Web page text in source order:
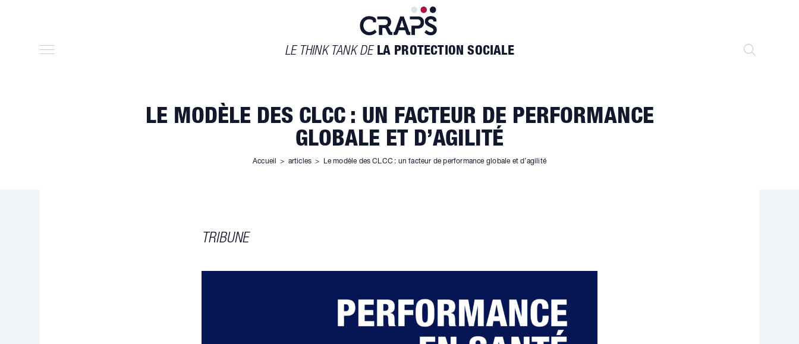
LE THINK TANK DELA PROTECTION SOCIALE TOGGLE
LE MODÈLE DES CLCC : UN FACTEUR DE PERFORMANCE
GLOBALE ET D’AGILITÉ
Accueil > articles > Le modèle des CLCC : un facteur de performance globale et d’agilité
TRIBUNE